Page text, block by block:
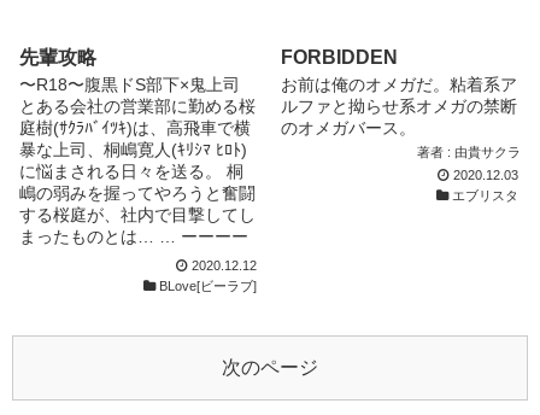
・佐伯陽裕(ｻｴｷｱｷﾋﾛ) 26歳
174センチ 男性恐怖症。男性
とは極力関わりたくない。
顔立ちは端正だが付き合いが悪
いので、女性ともあまり仲良く
はない。 ・一ノ瀬遥斗(ｲﾁﾉｾﾊﾙ
ﾄ) 23歳 182センチ 基本的
に笑わないし、周りに冷たい。
何でもそつなくこなす。
女性は面倒だから好きではな
い。 ・生駒玲乃(ｲｺﾏﾚｲﾅ) 24
歳 156センチ いつも元気。
やつ。 天然っぽい。 ・早坂
チ 社内の姐さん的存在。
バリバリ仕事が出来る。 ・世
思っていたのに………… 「先
「………っるせぇ、触んなっ」
「嘘つき………本当は挿れたい
癖に………」 あぁ、なんでこ
うなったんだ……………… タ
チ 小野坂 悦司 （おのさか えつ
し） 32才♂ 左利き・ノンケ・
追求した結果、淫乱Mネコ
先輩攻略
〜R18〜腹黒ドS部下×鬼上司
とある会社の営業部に勤める桜
庭樹(ｻｸﾗﾊﾞｲﾂｷ)は、高飛車で横
暴な上司、桐嶋寛人(ｷﾘｼﾏ ﾋﾛﾄ)
に悩まされる日々を送る。 桐
嶋の弱みを握ってやろうと奮闘
する桜庭が、社内で目撃してし
まったものとは… … ーーーー
ーーーーーーーーー タイト
ル…というか初期設定ミスで
す。← ややこしくなってしま
2020.12.12
BLove[ビーラブ]
FORBIDDEN
お前は俺のオメガだ。粘着系ア
ルファと拗らせ系オメガの禁断
のオメガバース。
著者 : 由貴サクラ
2020.12.03
エブリスタ
次のページ